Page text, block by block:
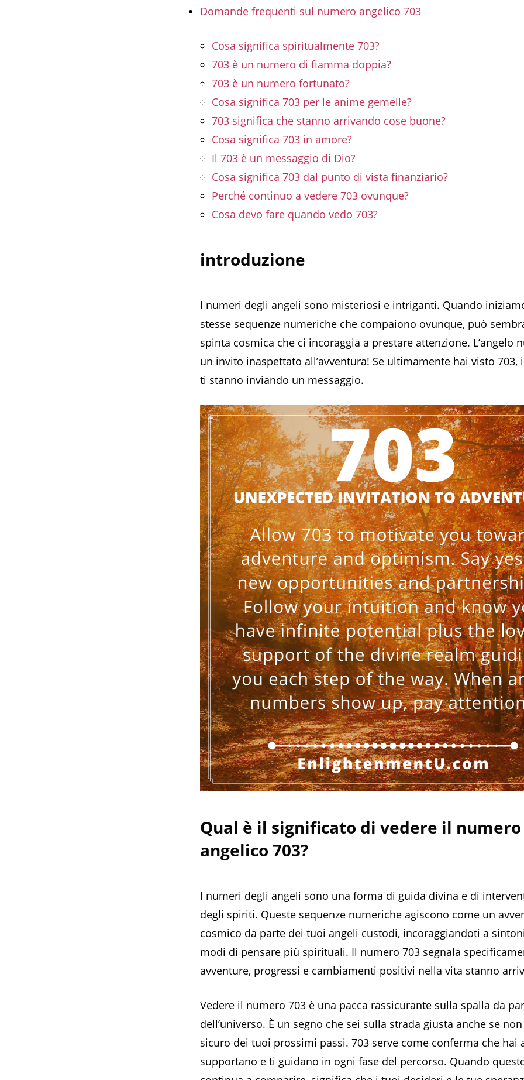
Domande frequenti sul numero angelico 703
Cosa significa spiritualmente 703?
703 è un numero di fiamma doppia?
703 è un numero fortunato?
Cosa significa 703 per le anime gemelle?
703 significa che stanno arrivando cose buone?
Cosa significa 703 in amore?
Il 703 è un messaggio di Dio?
Cosa significa 703 dal punto di vista finanziario?
Perché continuo a vedere 703 ovunque?
Cosa devo fare quando vedo 703?
introduzione
I numeri degli angeli sono misteriosi e intriganti. Quando
stesse sequenze numeriche che compaiono ovunque, può
spinta cosmica che ci incoraggia a prestare attenzione. L’angelo
un invito inaspettato all’avventura! Se ultimamente hai visto 703,
ti stanno inviando un messaggio.
Qual è il significato di vedere il numero
angelico 703?
I numeri degli angeli sono una forma di guida divina e di
degli spiriti. Queste sequenze numeriche agiscono come un
cosmico da parte dei tuoi angeli custodi, incoraggiandoti a
modi di pensare più spirituali. Il numero 703 segnala
avventure, progressi e cambiamenti positivi nella vita stanno
Vedere il numero 703 è una pacca rassicurante sulla spalla da
dell’universo. È un segno che sei sulla strada giusta anche se
sicuro dei tuoi prossimi passi. 703 serve come conferma che hai
supportano e ti guidano in ogni fase del percorso. Quando